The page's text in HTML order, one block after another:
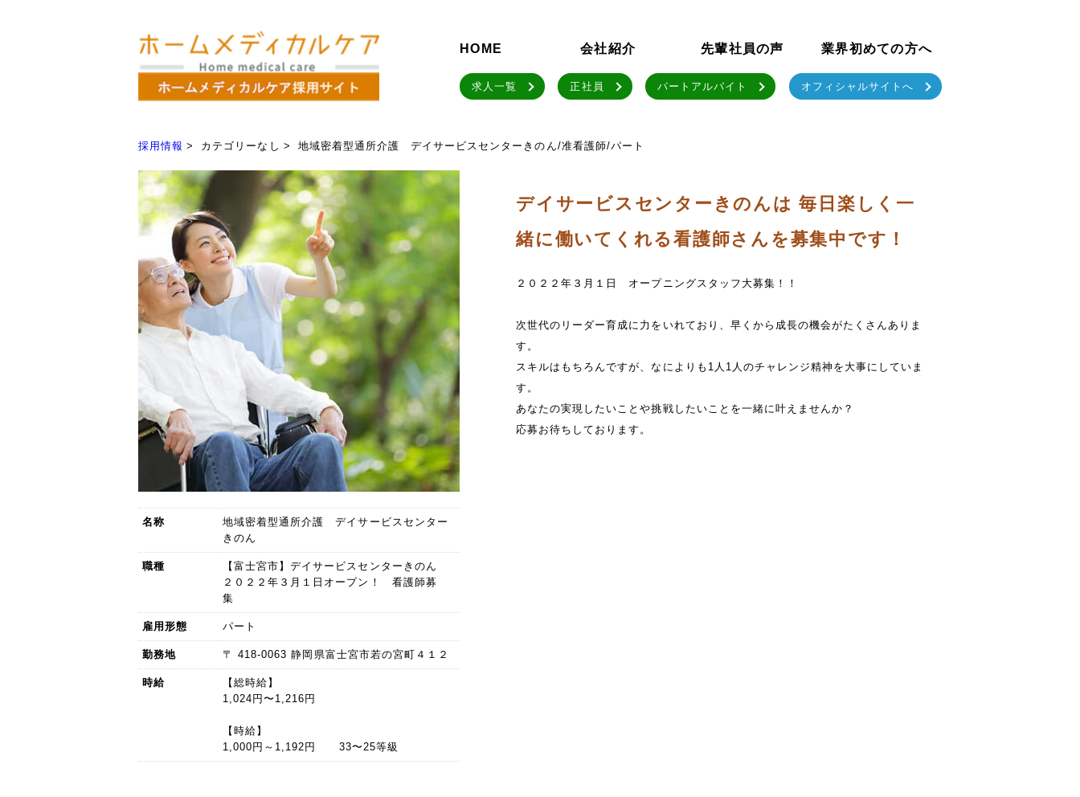
HOME 会社紹介 先輩社員の声 業界初めての方へ
求人一覧 正社員 パートアルバイト オフィシャルサイトへ
採用情報 カテゴリーなし 地域密着型通所介護 デイサービスセンターきのん/准看護師/パート
名称
地域密着型通所介護 デイサービスセンター
きのん
職種
【富士宮市】デイサービスセンターきのん
２０２２年３月１日オープン！ 看護師募
集
雇用形態 パート
勤務地 〒 418-0063 静岡県富士宮市若の宮町４１２
時給
【総時給】
1,024円〜1,216円
【時給】
1,000円～1,192円 33〜25等級
デイサービスセンターきのんは 毎日楽しく一
緒に働いてくれる看護師さんを募集中です！
２０２２年３月１日 オープニングスタッフ大募集！！
次世代のリーダー育成に力をいれており、早くから成長の機会がたくさんありま
す。
スキルはもちろんですが、なによりも1人1人のチャレンジ精神を大事にしていま
す。
あなたの実現したいことや挑戦したいことを一緒に叶えませんか？
応募お待ちしております。